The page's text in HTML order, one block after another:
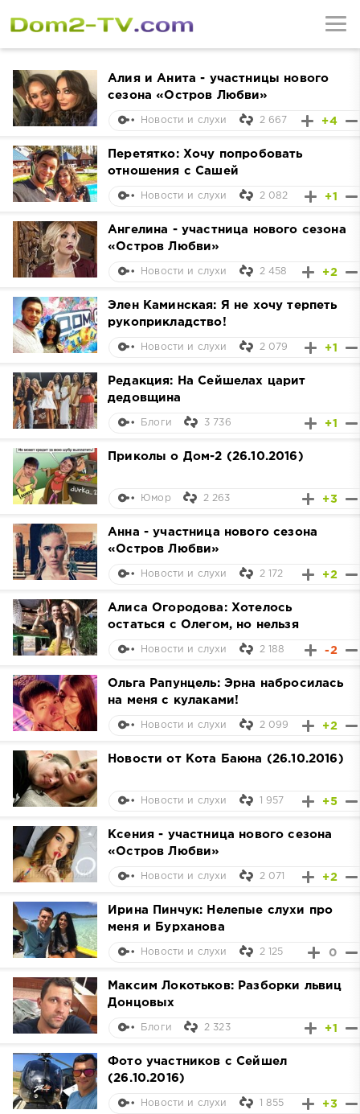
Алия и Анита - участницы нового
сезона «Остров Любви»
+4
Новости и слухи 2 667
Перетятко: Хочу попробовать
отношения с Сашей
+1
Новости и слухи 2 082
Ангелина - участница нового сезона
«Остров Любви»
+2
Новости и слухи 2 458
Элен Каминская: Я не хочу терпеть
рукоприкладство!
+1
Новости и слухи 2 079
Редакция: На Сейшелах царит
дедовщина
+1
Блоги 3 736
Приколы о Дом-2 (26.10.2016)
+3
Юмор 2 263
Анна - участница нового сезона
«Остров Любви»
+2
Новости и слухи 2 172
Алиса Огородова: Хотелось
остаться с Олегом, но нельзя
-2
Новости и слухи 2 188
Ольга Рапунцель: Эрна набросилась
на меня с кулаками!
+2
Новости и слухи 2 099
Новости от Кота Баюна (26.10.2016)
+5
Новости и слухи 1 957
Ксения - участница нового сезона
«Остров Любви»
+2
Новости и слухи 2 071
Ирина Пинчук: Нелепые слухи про
меня и Бурханова
0
Новости и слухи 2 125
Максим Локотьков: Разборки львиц
Донцовых
+1
Блоги 2 323
Фото участников с Сейшел
(26.10.2016)
+3
Новости и слухи 1 855